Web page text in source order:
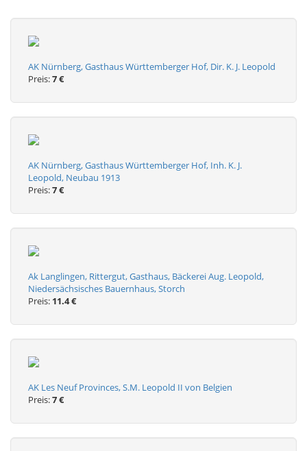
AK Nürnberg, Gasthaus Württemberger Hof, Dir. K. J. Leopold
Preis:7 €
AK Nürnberg, Gasthaus Württemberger Hof, Inh. K. J.
Leopold, Neubau 1913
Preis:7 €
Ak Langlingen, Rittergut, Gasthaus, Bäckerei Aug. Leopold,
Niedersächsisches Bauernhaus, Storch
Preis: 11.4 €
AK Les Neuf Provinces, S.M. Leopold II von Belgien
Preis:7 €